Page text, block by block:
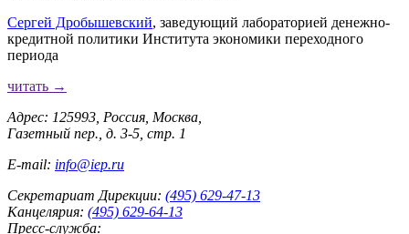
Сергей Дробышевский, заведующий лабораторией денежно-
кредитной политики Института экономики переходного
периода
читать →
Адрес: 125993, Россия, Москва,
Газетный пер., д. 3-5, стр. 1
E-mail: info@iep.ru
Секретариат Дирекции: (495) 629-47-13
Канцелярия: (495) 629-64-13
Пресс-служба: